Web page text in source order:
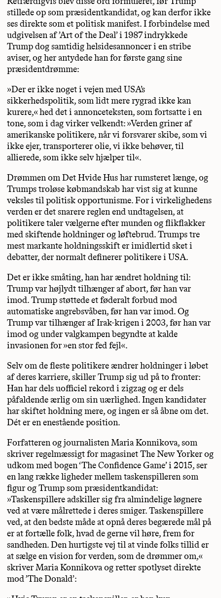
stillede op som præsidentkandidat, og kan derfor ikke
ses direkte som et politisk manifest. I forbindelse med
udgivelsen af ’Art of the Deal’ i 1987 indrykkede
Trump dog samtidig helsidesannoncer i en stribe
aviser, og her antydede han for første gang sine
præsidentdrømme:
»Der er ikke noget i vejen med USA’s
sikkerhedspolitik, som lidt mere rygrad ikke kan
kurere,« hed det i annonceteksten, som fortsatte i en
tone, som i dag virker velkendt: »Verden griner af
amerikanske politikere, når vi forsvarer skibe, som vi
ikke ejer, transporterer olie, vi ikke behøver, til
allierede, som ikke selv hjælper til«.
Drømmen om Det Hvide Hus har rumsteret længe, og
Trumps troløse købmandskab har vist sig at kunne
veksles til politisk opportunisme. For i virkelighedens
verden er det snarere reglen end undtagelsen, at
politikere taler vælgerne efter munden og flikflakker
med skiftende holdninger og løftebrud. Trumps tre
mest markante holdningsskift er imidlertid sket i
debatter, der normalt definerer politikere i USA.
Det er ikke småting, han har ændret holdning til:
Trump var højlydt tilhænger af abort, før han var
imod. Trump støttede et føderalt forbud mod
automatiske angrebsvåben, før han var imod. Og
Trump var tilhænger af Irak-krigen i 2003, før han var
imod og under valgkampen begyndte at kalde
invasionen for »en stor fed fejl«.
Selv om de fleste politikere ændrer holdninger i løbet
af deres karriere, skiller Trump sig ud på to fronter:
Han har dels uofficiel rekord i zigzag og er dels
påfaldende ærlig om sin uærlighed. Ingen kandidater
har skiftet holdning mere, og ingen er så åbne om det.
Dét er en enestående position.
Forfatteren og journalisten Maria Konnikova, som
skriver regelmæssigt for magasinet The New Yorker og
udkom med bogen ‘The Confidence Game’ i 2015, ser
en lang række ligheder mellem taskenspilleren som
figur og Trump som præsidentkandidat:
»Taskenspillere adskiller sig fra almindelige løgnere
ved at være målrettede i deres smiger. Taskenspillere
ved, at den bedste måde at opnå deres begærede mål på
er at fortælle folk, hvad de gerne vil høre, frem for
sandheden. Den hurtigste vej til at vinde folks tillid er
at sælge en vision for verden, som de drømmer om,«
skriver Maria Konnikova og retter spotlyset direkte
mod ’The Donald’: